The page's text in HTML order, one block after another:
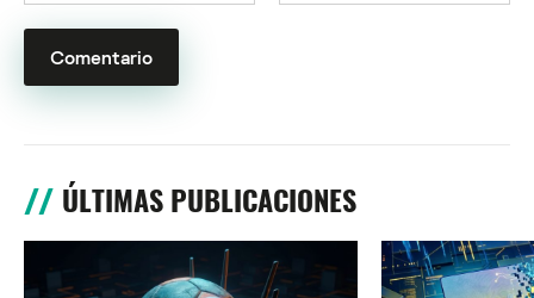
ÚLTIMAS PUBLICACIONES